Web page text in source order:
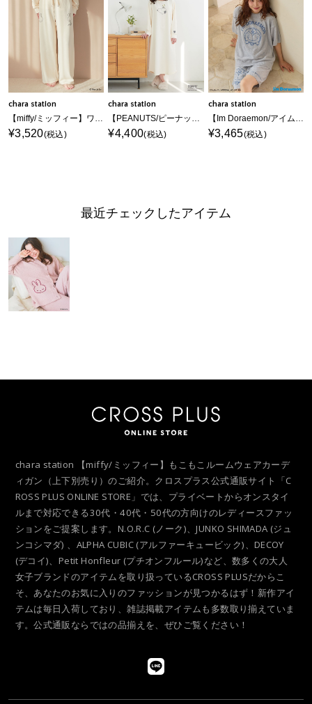
chara station
【miffy/ミッフィー】ワッフル刺繍ルームウェアパンツ/パジャマ（上下別売り）（2026SS）
¥3,520(税込)
chara station
【PEANUTS/ピーナッツ】SNOOPY/スヌーピーワッフル刺繍ルームウェアワンピース/パジャマ（2026SS）
¥4,400(税込)
chara station
【Im Doraemon/アイム ドラえもん】もちふわsleepソフトエアニット半袖トップスルームウェア《ドラえもん/ドラミちゃん》◆上下別売り◆
¥3,465(税込)
最近チェックしたアイテム
chara station 【miffy/ミッフィー】もこもこルームウェアカーデ
ィガン（上下別売り）のご紹介。クロスプラス公式通販サイト「C
ROSS PLUS ONLINE STORE」では、プライベートからオンスタイ
ルまで対応できる30代・40代・50代の方向けのレディースファッ
ションをご提案します。N.O.R.C (ノーク)、JUNKO SHIMADA (ジュ
ンコシマダ) 、ALPHA CUBIC (アルファーキュービック)、DECOY
(デコイ)、Petit Honfleur (プチオンフルール)など、数多くの大人
女子ブランドのアイテムを取り扱っているCROSS PLUSだからこ
そ、あなたのお気に入りのファッションが見つかるはず！新作アイ
テムは毎日入荷しており、雑誌掲載アイテムも多数取り揃えていま
す。公式通販ならではの品揃えを、ぜひご覧ください！